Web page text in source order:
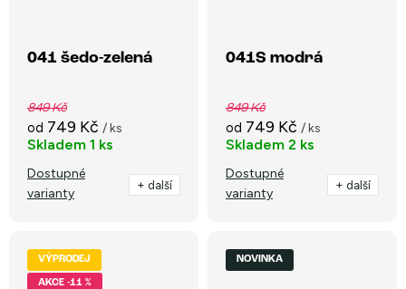
041 šedo-zelená
849 Kč
od 749 Kč / ks
Skladem 1 ks
Dostupné
varianty
+ další
041S modrá
849 Kč
od 749 Kč / ks
Skladem 2 ks
Dostupné
varianty
+ další
VÝPRODEJ
-11 %
NOVINKA